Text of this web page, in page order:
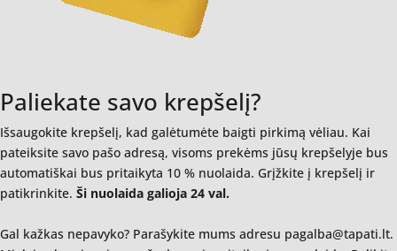
Paliekate savo krepšelį?
Išsaugokite krepšelį, kad galėtumėte baigti pirkimą vėliau. Kai
pateiksite savo pašo adresą, visoms prekėms jūsų krepšelyje bus
automatiškai bus pritaikyta 10 % nuolaida. Grįžkite į krepšelį ir
patikrinkite. Ši nuolaida galioja 24 val.
Gal kažkas nepavyko? Parašykite mums adresu pagalba@tapati.lt.